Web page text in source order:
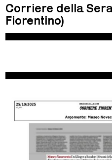
Corriere della
Fiorentino)